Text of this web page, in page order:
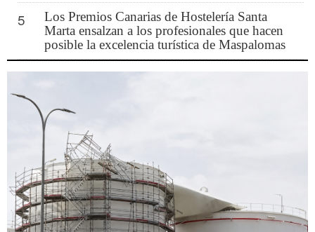
5
Los Premios Canarias de Hostelería Santa
Marta ensalzan a los profesionales que hacen
posible la excelencia turística de Maspalomas